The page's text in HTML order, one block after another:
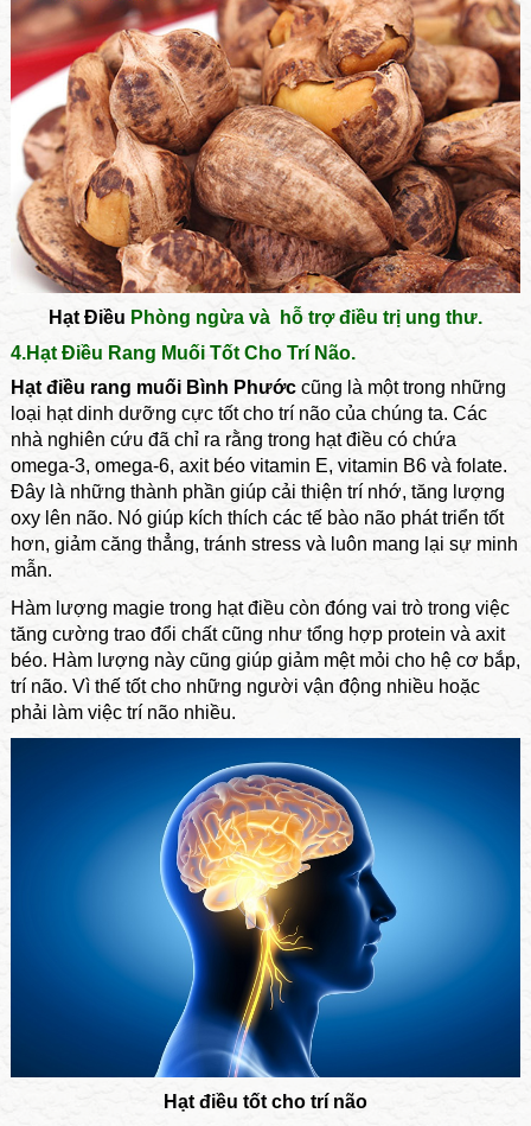
Hạt Điều Phòng ngừa và hỗ trợ điều trị ung thư.
4.Hạt Điều Rang Muối Tốt Cho Trí Não.
Hạt điều rang muối Bình Phướccũng là một trong những
loại hạt dinh dưỡng cực tốt cho trí não của chúng ta. Các
nhà nghiên cứu đã chỉ ra rằng trong hạt điều có chứa
omega-3, omega-6, axit béo vitamin E, vitamin B6 và folate.
Đây là những thành phần giúp cải thiện trí nhớ, tăng lượng
oxy lên não. Nó giúp kích thích các tế bào não phát triển tốt
hơn, giảm căng thẳng, tránh stress và luôn mang lại sự minh
mẫn.
Hàm lượng magie trong hạt điều còn đóng vai trò trong việc
tăng cường trao đổi chất cũng như tổng hợp protein và axit
béo. Hàm lượng này cũng giúp giảm mệt mỏi cho hệ cơ bắp,
trí não. Vì thế tốt cho những người vận động nhiều hoặc
phải làm việc trí não nhiều.
Hạt điều tốt cho trí não